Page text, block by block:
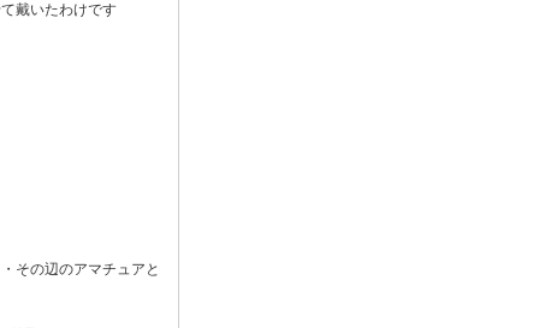
戴いたわけです
その辺のアマチュアと